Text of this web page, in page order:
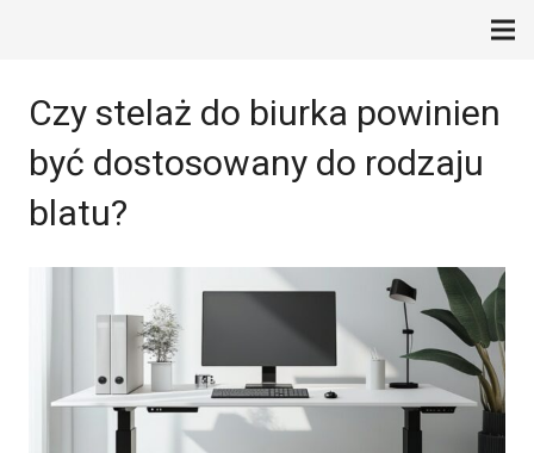
Czy stelaż do biurka powinien
być dostosowany do rodzaju
blatu?